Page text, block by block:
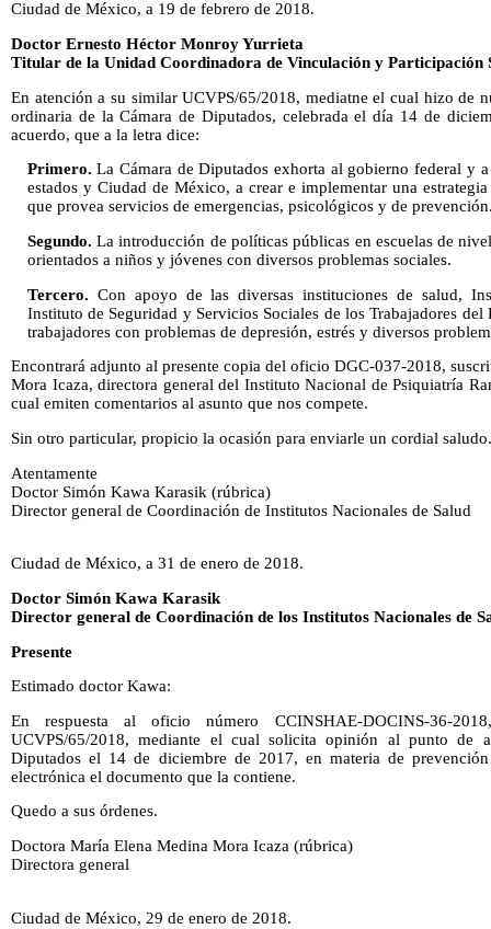
Ciudad de México, a 19 de febrero de 2018.
Doctor Ernesto Héctor Monroy Yurrieta
Titular de la Unidad Coordinadora de Vinculación y Participación
En atención a su similar UCVPS/65/2018, mediatne el cual hizo de
ordinaria de la Cámara de Diputados, celebrada el día 14 de
acuerdo, que a la letra dice:
Primero. La Cámara de Diputados exhorta al gobierno federal y
estados y Ciudad de México, a crear e implementar una
que provea servicios de emergencias, psicológicos y de
Segundo. La introducción de políticas públicas en escuelas de
orientados a niños y jóvenes con diversos problemas sociales.
Tercero. Con apoyo de las diversas instituciones de salud,
Instituto de Seguridad y Servicios Sociales de los Trabajadores del
trabajadores con problemas de depresión, estrés y diversos
Encontrará adjunto al presente copia del oficio DGC-037-2018,
Mora Icaza, directora general del Instituto Nacional de Psiquiatría
cual emiten comentarios al asunto que nos compete.
Sin otro particular, propicio la ocasión para enviarle un cordial saludo.
Atentamente
Doctor Simón Kawa Karasik (rúbrica)
Director general de Coordinación de Institutos Nacionales de Salud
Ciudad de México, a 31 de enero de 2018.
Doctor Simón Kawa Karasik
Director general de Coordinación de los Institutos Nacionales de
Presente
Estimado doctor Kawa:
En respuesta al oficio número CCINSHAE-DOCINS-36-
UCVPS/65/2018, mediante el cual solicita opinión al punto de
Diputados el 14 de diciembre de 2017, en materia de
electrónica el documento que la contiene.
Quedo a sus órdenes.
Doctora María Elena Medina Mora Icaza (rúbrica)
Directora general
Ciudad de México, 29 de enero de 2018.